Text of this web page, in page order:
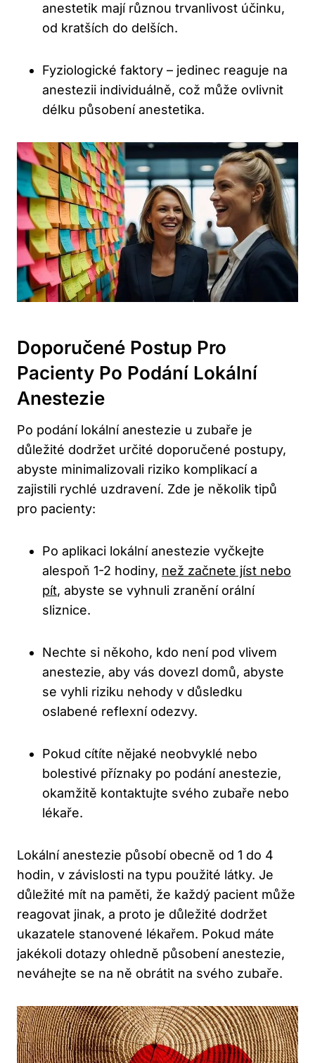
anestetik mají různou trvanlivost účinku,
od kratších do delších.
Fyziologické faktory – jedinec reaguje na
anestezii individuálně, což může ovlivnit
délku působení anestetika.
Doporučené Postup Pro
Pacienty Po Podání Lokální
Anestezie
Po podání lokální anestezie u zubaře je
důležité dodržet určité doporučené postupy,
abyste minimalizovali riziko komplikací a
zajistili rychlé uzdravení. Zde je několik tipů
pro pacienty:
Po aplikaci lokální anestezie vyčkejte
alespoň 1-2 hodiny, než začnete jíst nebo
pít, abyste se vyhnuli zranění orální
sliznice.
Nechte si někoho, kdo není pod vlivem
anestezie, aby vás dovezl domů, abyste
se vyhli riziku nehody v důsledku
oslabené reflexní odezvy.
Pokud cítíte nějaké neobvyklé nebo
bolestivé příznaky po podání anestezie,
okamžitě kontaktujte svého zubaře nebo
lékaře.
Lokální anestezie působí obecně od 1 do 4
hodin, v závislosti na typu použité látky. Je
důležité mít na paměti, že každý pacient může
reagovat jinak, a proto je důležité dodržet
ukazatele stanovené lékařem. Pokud máte
jakékoli dotazy ohledně působení anestezie,
neváhejte se na ně obrátit na svého zubaře.